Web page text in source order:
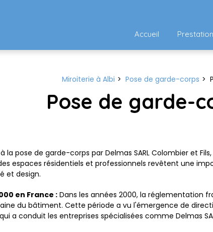
Accueil
Miroiterie à Albi Pose de garde-corps
Pose de garde-
la pose de garde-corps par Delmas SARL Colombier et
espaces résidentiels et professionnels revêtent une
et design.
en France : Dans les années 2000, la réglementation
du bâtiment. Cette période a vu l'émergence de
a conduit les entreprises spécialisées comme Delmas